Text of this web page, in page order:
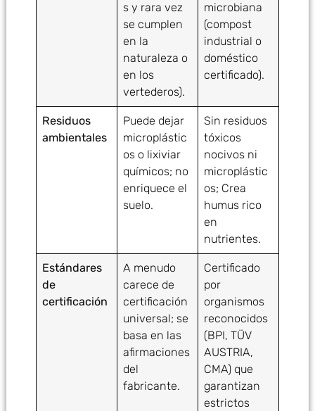
s y rara vez
se cumplen
en la
naturaleza o
en los
vertederos).
microbiana
(compost
industrial o
doméstico
certificado).
Residuos
ambientales
Puede dejar
microplástic
os o lixiviar
químicos; no
enriquece el
suelo.
Sin residuos
tóxicos
nocivos ni
microplástic
os; Crea
humus rico
en
nutrientes.
Estándares
de
certificación
A menudo
carece de
certificación
universal; se
basa en las
afirmaciones
del
fabricante.
Certificado
por
organismos
reconocidos
(BPI, TÜV
AUSTRIA,
CMA) que
garantizan
estrictos